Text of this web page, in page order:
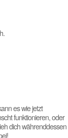
es wie jetzt
funktionieren, oder
dich währenddessen